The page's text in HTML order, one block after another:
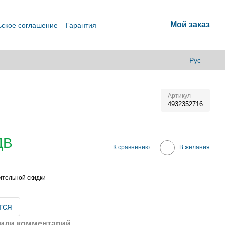
соглашение Гарантия Мой заказ
Рус
Артикул
4932352716
К сравнению В желания
скидки